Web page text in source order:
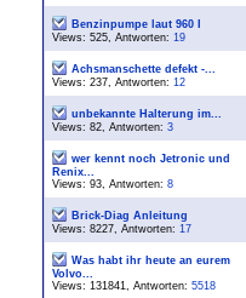
Benzinpumpe laut 960 I
Views: 525, Antworten: 19
Achsmanschette defekt -...
Views: 237, Antworten: 12
unbekannte Halterung im...
Views: 82, Antworten: 3
wer kennt noch Jetronic und
Renix...
Views: 93, Antworten: 8
Brick-Diag Anleitung
Views: 8227, Antworten: 17
Was habt ihr heute an eurem
Volvo...
Views: 131841, Antworten: 5518